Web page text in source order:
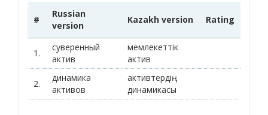
#
Russian
version
Kazakh version Rating
1.
суверенный
актив
мемлекеттік
актив
2.
динамика
активов
активтердің
динамикасы